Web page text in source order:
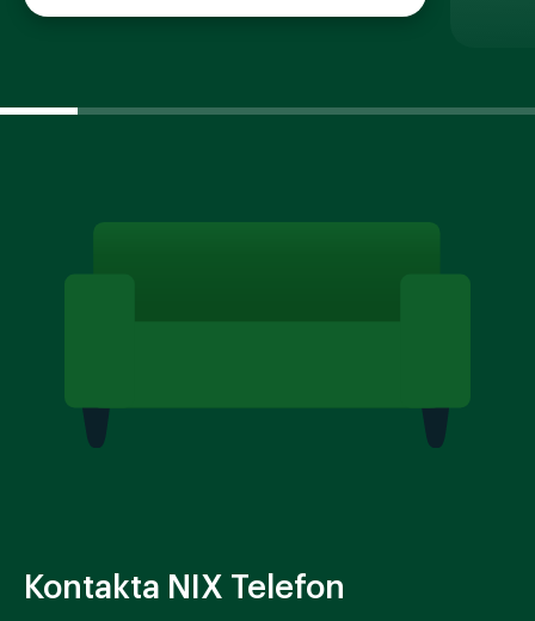
Kontakta NIX Telefon